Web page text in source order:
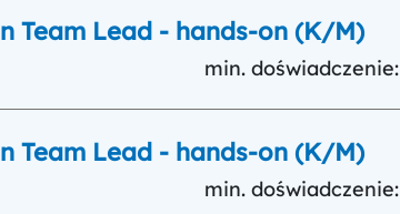
Team Lead - hands-on (K/M)
min. doświadczenie:
Team Lead - hands-on (K/M)
min. doświadczenie: